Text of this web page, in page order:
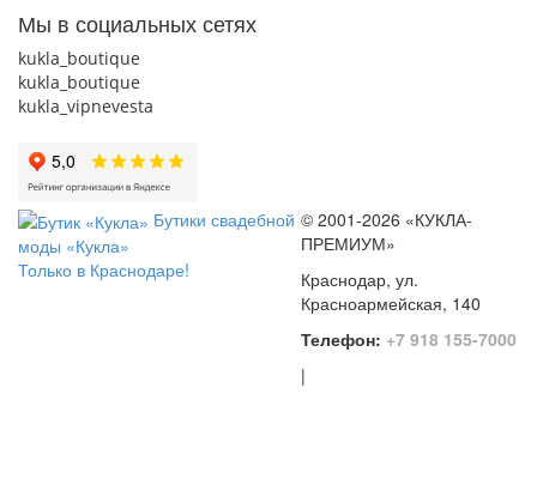
Мы в социальных сетях
kukla_boutique
kukla_boutique
kukla_vipnevesta
Бутики свадебной
моды «Кукла»
Только в Краснодаре!
© 2001-2026 «КУКЛА-
ПРЕМИУМ»
Краснодар, ул.
Красноармейская, 140
Телефон: +7 918 155-7000
|